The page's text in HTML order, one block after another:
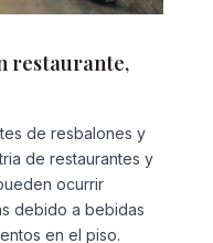
restaurante,
de resbalones y
de restaurantes y
ocurrir
debido a bebidas
en el piso.